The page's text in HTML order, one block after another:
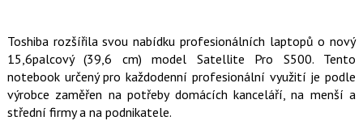
t
n
e
n
a
s
í
Toshiba rozšířila svou nabídku profesionálních laptopů o nový
15,6palcový (39,6 cm) model Satellite Pro S500. Tento
notebook určený pro každodenní profesionální využití je podle
výrobce zaměřen na potřeby domácích kanceláří, na menší a
střední firmy a na podnikatele.